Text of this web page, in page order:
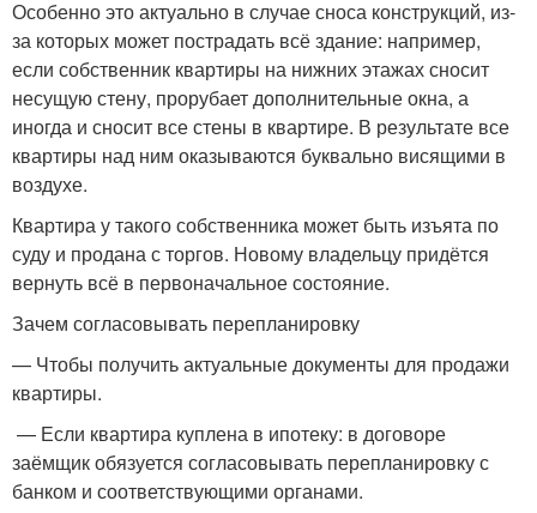
Особенно это актуально в случае сноса конструкций, из-
за которых может пострадать всё здание: например,
если собственник квартиры на нижних этажах сносит
несущую стену, прорубает дополнительные окна, а
иногда и сносит все стены в квартире. В результате все
квартиры над ним оказываются буквально висящими в
воздухе.
Квартира у такого собственника может быть изъята по
суду и продана с торгов. Новому владельцу придётся
вернуть всё в первоначальное состояние.
Зачем согласовывать перепланировку
— Чтобы получить актуальные документы для продажи
квартиры.
— Если квартира куплена в ипотеку: в договоре
заёмщик обязуется согласовывать перепланировку с
банком и соответствующими органами.